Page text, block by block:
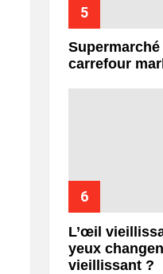
carrefour
L’œil
yeux
vieillissant ?